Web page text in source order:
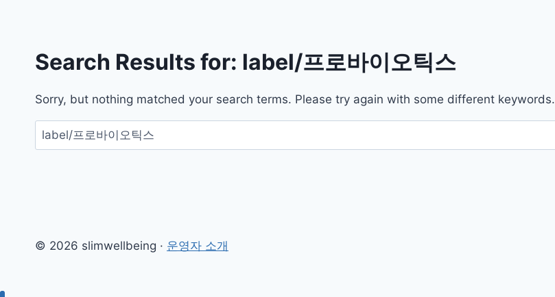
Search Results for: label/프로바이오틱스
Sorry, but nothing matched your search terms. Please try again with some different keywords.
검
색:
© 2026 slimwellbeing · 운영자 소개